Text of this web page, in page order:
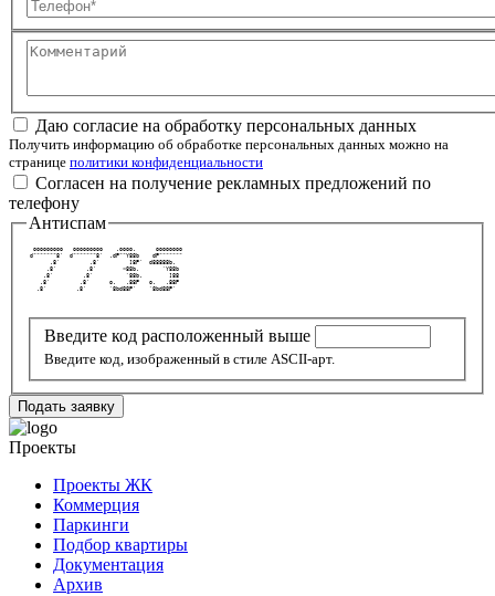
Телефон
Комментарий
Даю согласие на обработку персональных данных
Получить информацию об обработке персональных данных можно на
странице политики конфиденциальности
Согласен на получение рекламных предложений по
телефону
Антиспам
  ooooooooo   ooooooooo    .oooo.      oooooooo
d"""""""8'  d"""""""8'  .dP""Y88b    dP"""""""
       .8'         .8'         ]8P'  d88888b.
      .8'         .8'        <88b.       `Y88b
     .8'         .8'          `88b.        ]88
    .8'         .8'      o.   .88P   o.   .88P
   .8'         .8'       `8bd88P'    `8bd88P'
Введите код расположенный выше
Введите код, изображенный в стиле ASCII-арт.
Подать заявку
Проекты
Проекты ЖК
Коммерция
Паркинги
Подбор квартиры
Документация
Архив